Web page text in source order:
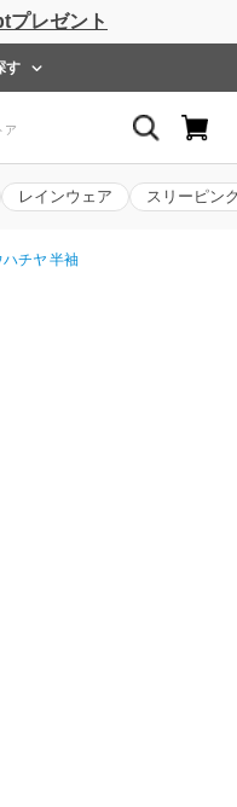
プレゼント
す
レインウェア スリーピン
チヤ 半袖